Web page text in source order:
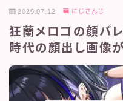
Profile
Sitemap
2025.07.12 にじさんじ
狂蘭メロコの顔バレ
時代の顔出し画像